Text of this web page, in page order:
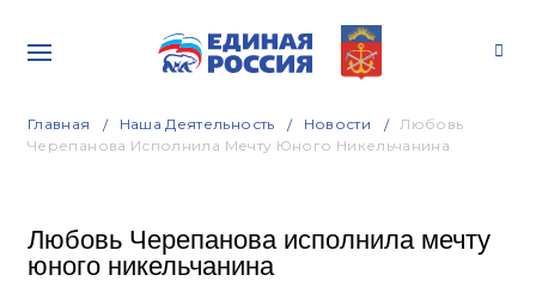
Главная Наша Деятельность Новости
Любовь
Черепанова Исполнила Мечту Юного Никельчанина
Любовь Черепанова исполнила мечту
юного никельчанина